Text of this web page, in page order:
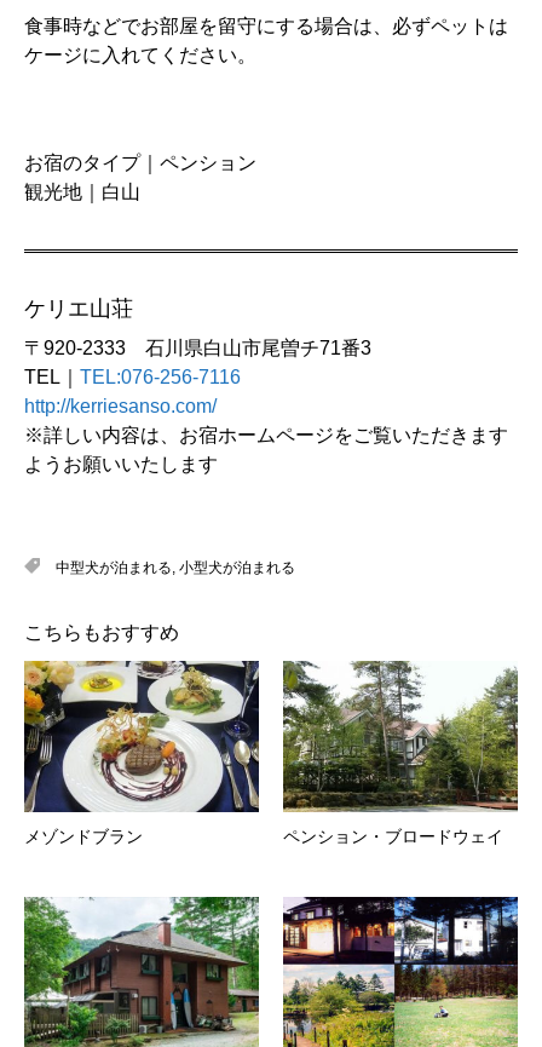
食事時などでお部屋を留守にする場合は、必ずペットは
ケージに入れてください。
お宿のタイプ｜ペンション
観光地｜白山
ケリエ山荘
〒920-2333 石川県白山市尾曽チ71番3
TEL｜ TEL:076-256-7116
http://kerriesanso.com/
※詳しい内容は、お宿ホームページをご覧いただきます
ようお願いいたします
中型犬が泊まれる, 小型犬が泊まれる
こちらもおすすめ
メゾンドブラン ペンション・ブロードウェイ